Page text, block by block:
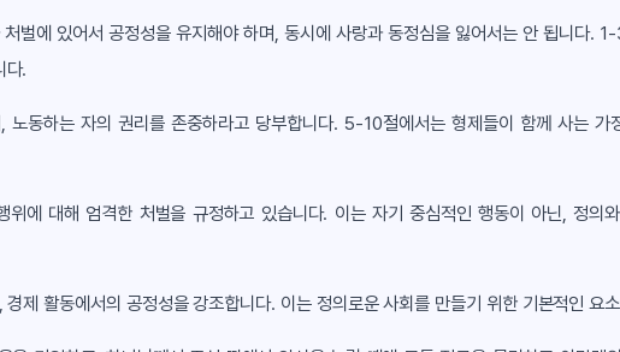
벌에 있어서 공정성을 유지해야 하며, 동시에 사랑과 동정심을 잃어서는 안 됩니다.
다.
동하는 자의 권리를 존중하라고 당부합니다. 5-10절에서는 형제들이 함께 사는 가
에 대해 엄격한 처벌을 규정하고 있습니다. 이는 자기 중심적인 행동이 아닌, 정의
제 활동에서의 공정성을 강조합니다. 이는 정의로운 사회를 만들기 위한 기본적인 요